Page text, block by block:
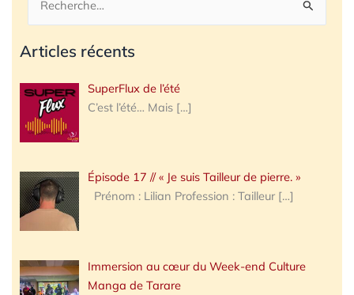
Rechercher :
Articles récents
SuperFlux de l’été
C’est l’été… Mais […]
Épisode 17 // « Je suis Tailleur de pierre. »
Prénom : Lilian Profession : Tailleur […]
Immersion au cœur du Week-end Culture
Manga de Tarare